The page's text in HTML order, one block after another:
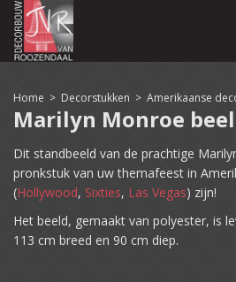
Home > Decorstukken > Amerikaanse
Marilyn Monroe
Dit standbeeld van de prachtige
pronkstuk van uw themafeest in
(Hollywood, Sixties, Las Vegas) zijn!
Het beeld, gemaakt van polyester, is
113 cm breed en 90 cm diep.